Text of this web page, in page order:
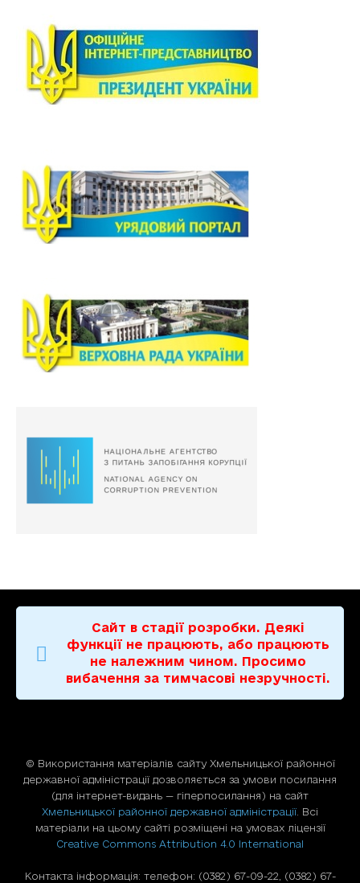
Сайт в стадії розробки. Деякі
функції не працюють, або працюють
не належним чином. Просимо
вибачення за тимчасові незручності.
© Використання матерiалiв сайту Хмельницької районної
державної адміністрації дозволяється за умови посилання
(для iнтернет-видань — гiперпосилання) на сайт
Хмельницької районної державної адміністрації . Всі
матеріали на цьому сайті розміщені на умовах ліцензії
Creative Commons Attribution 4.0 International
Контакта інформація: телефон: (0382) 67-09-22, (0382) 67-